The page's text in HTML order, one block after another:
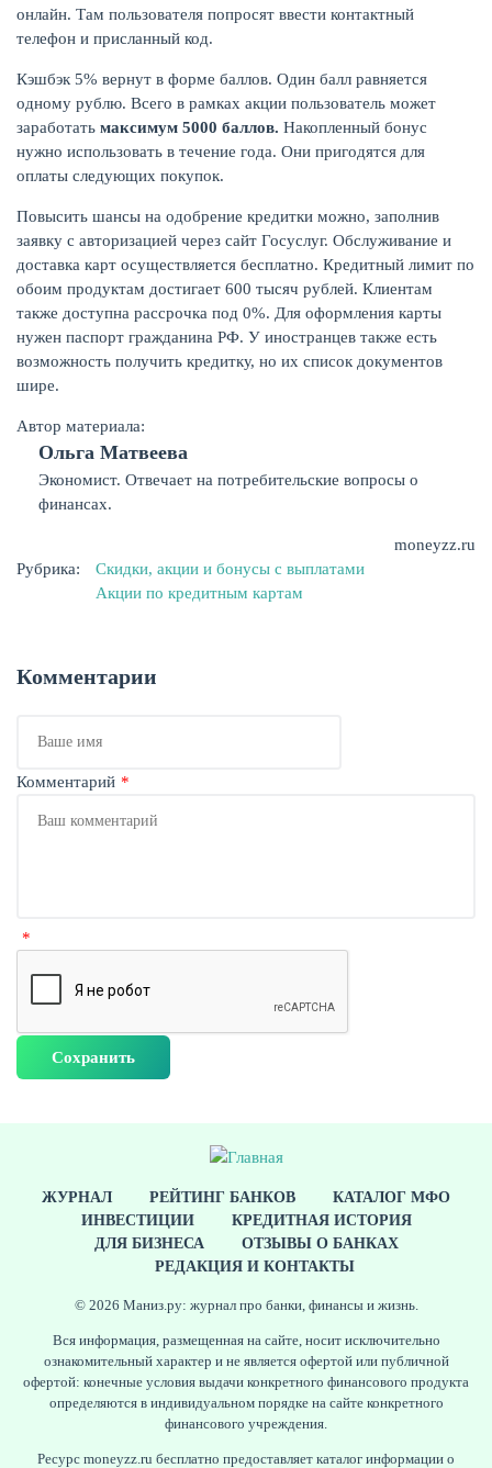
РЕЙТИНГ БАНКОВ
онлайн. Там пользователя попросят ввести контактный
телефон и присланный код.
Кэшбэк 5% вернут в форме баллов. Один балл равняется
одному рублю. Всего в рамках акции пользователь может
заработать максимум 5000 баллов. Накопленный бонус
нужно использовать в течение года. Они пригодятся для
оплаты следующих покупок.
Повысить шансы на одобрение кредитки можно, заполнив
заявку с авторизацией через сайт Госуслуг. Обслуживание и
доставка карт осуществляется бесплатно. Кредитный лимит по
обоим продуктам достигает 600 тысяч рублей. Клиентам
также доступна рассрочка под 0%. Для оформления карты
нужен паспорт гражданина РФ. У иностранцев также есть
возможность получить кредитку, но их список документов
шире.
Автор материала:
Ольга Матвеева
Экономист. Отвечает на потребительские вопросы о
финансах.
moneyzz.ru
Рубрика:
Скидки, акции и бонусы с выплатами
Акции по кредитным картам
Комментарии
имя
Комментарий
ЖУРНАЛ РЕЙТИНГ БАНКОВ
КАТАЛОГ МФО
ИНВЕСТИЦИИ
КРЕДИТНАЯ ИСТОРИЯ
ДЛЯ БИЗНЕСА
ОТЗЫВЫ О БАНКАХ
РЕДАКЦИЯ И КОНТАКТЫ
© 2026 Маниз.ру: журнал про банки, финансы и жизнь.
Вся информация, размещенная на сайте, носит исключительно
ознакомительный характер и не является офертой или публичной
офертой: конечные условия выдачи конкретного финансового продукта
определяются в индивидуальном порядке на сайте конкретного
финансового учреждения.
Ресурс moneyzz.ru бесплатно предоставляет каталог информации о